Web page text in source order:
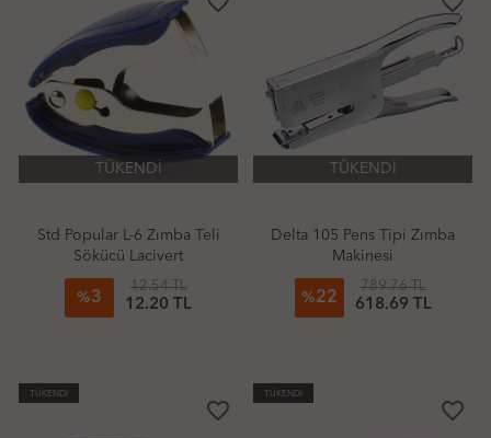
TÜKENDİ
Std Popular L-6 Zımba Teli
Sökücü Lacivert
%3
12.54 TL
12.20 TL
TÜKENDİ
Delta 105 Pens Tipi Zımba
Makinesi
%22
789.76 TL
618.69 TL
TÜKENDİ
favorite_border
TÜKENDİ
favorite_border